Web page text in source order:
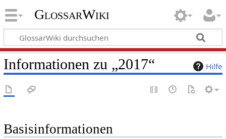
GlossarWiki
Hilfe
Informationen zu „2017“
Basisinformationen